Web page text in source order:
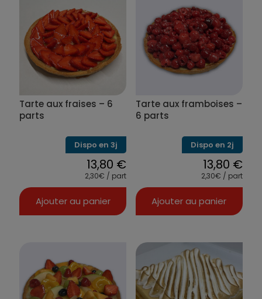
Tarte aux fraises – 6
parts
Dispo en 3j
13,80 €
2,30€ / part
Ajouter au panier
Tarte aux framboises –
6 parts
Dispo en 2j
13,80 €
2,30€ / part
Ajouter au panier